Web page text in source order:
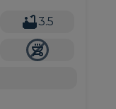
3.5